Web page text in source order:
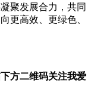
聚发展合力，共同
更高效、更绿色、
方二维码关注我爱